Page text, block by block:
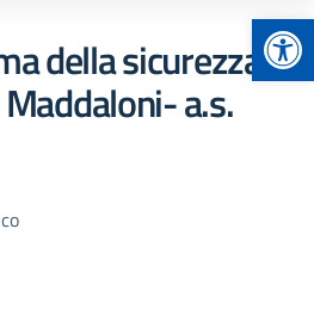
della sicurezza
a.s.